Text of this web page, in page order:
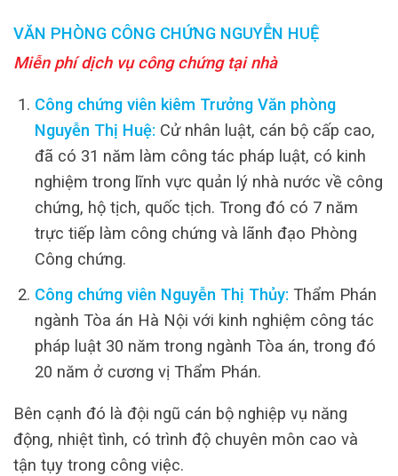
VĂN PHÒNG CÔNG CHỨNG NGUYỄN HUỆ
Miễn phí dịch vụ công chứng tại nhà
Công chứng viên kiêm Trưởng Văn phòng
Nguyễn Thị Huệ: Cử nhân luật, cán bộ cấp cao,
đã có 31 năm làm công tác pháp luật, có kinh
nghiệm trong lĩnh vực quản lý nhà nước về công
chứng, hộ tịch, quốc tịch. Trong đó có 7 năm
trực tiếp làm công chứng và lãnh đạo Phòng
Công chứng.
Công chứng viên Nguyễn Thị Thủy: Thẩm Phán
ngành Tòa án Hà Nội với kinh nghiệm công tác
pháp luật 30 năm trong ngành Tòa án, trong đó
20 năm ở cương vị Thẩm Phán.
Bên cạnh đó là đội ngũ cán bộ nghiệp vụ năng
động, nhiệt tình, có trình độ chuyên môn cao và
tận tụy trong công việc.